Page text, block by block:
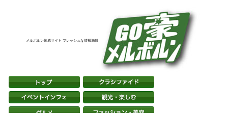
メルボルン体感サイト フレッシュな情報満載